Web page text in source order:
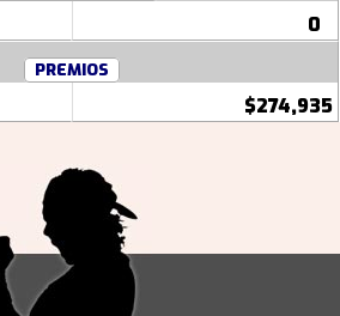
0
PREMIOS
$274,935